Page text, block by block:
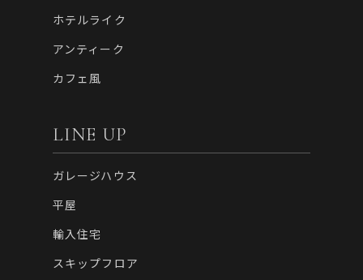
ホテルライク
アンティーク
カフェ風
LINE UP
ガレージハウス
平屋
輸入住宅
スキップフロア